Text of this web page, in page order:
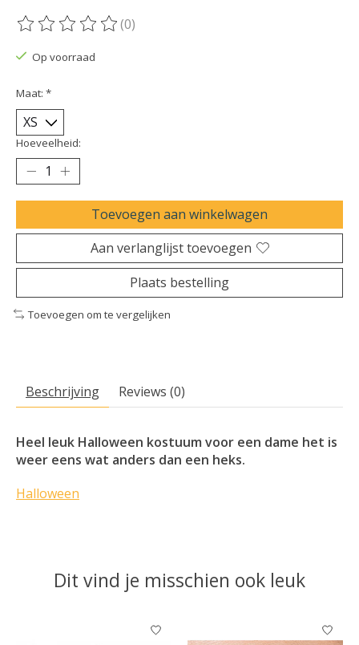
De beoordeling van dit product is
(0)
Op voorraad
Maat: *
Hoeveelheid:
Toevoegen aan winkelwagen
Aan verlanglijst toevoegen
Plaats bestelling
Toevoegen om te vergelijken
Beschrijving Reviews (0)
Heel leuk Halloween kostuum voor een dame het is
weer eens wat anders dan een heks.
Halloween
Dit vind je misschien ook leuk
Items van productcarrousel